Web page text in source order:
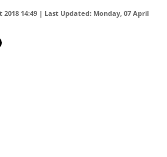
2018 14:49 | Last Updated: Monday, 07 April